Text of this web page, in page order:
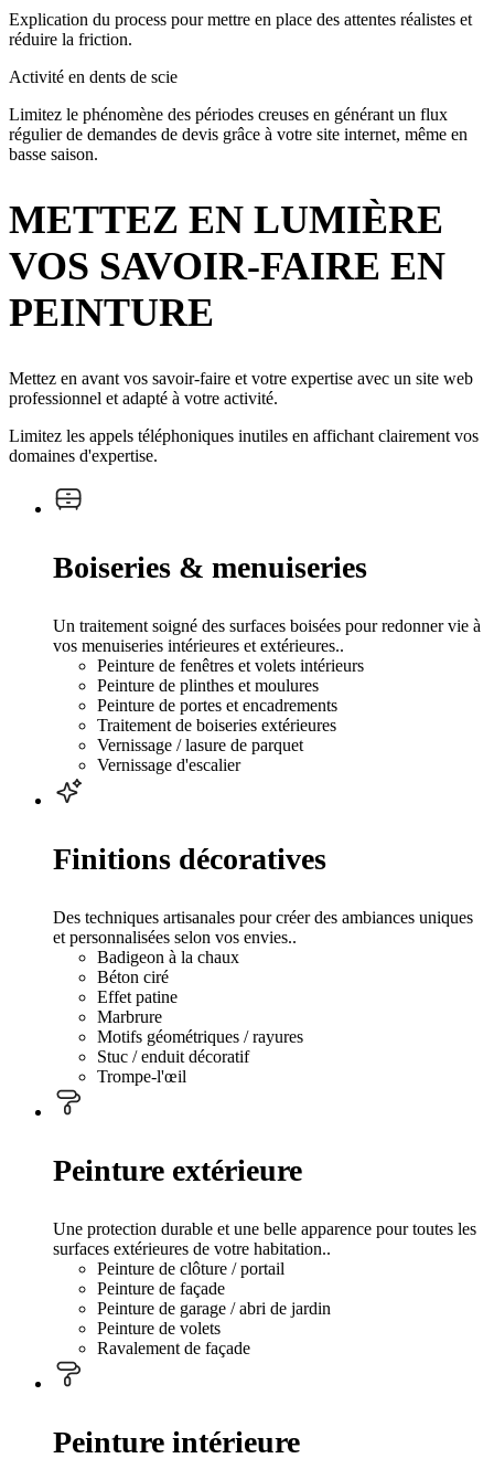
Explication du process pour mettre en place des attentes réalistes et
réduire la friction.
Activité en dents de scie
Limitez le phénomène des périodes creuses en générant un flux
régulier de demandes de devis grâce à votre site internet, même en
basse saison.
METTEZ EN LUMIÈRE
VOS SAVOIR-FAIRE EN
PEINTURE
Mettez en avant vos savoir-faire et votre expertise avec un site web
professionnel et adapté à votre activité.
Limitez les appels téléphoniques inutiles en affichant clairement vos
domaines d'expertise.
Boiseries & menuiseries
Un traitement soigné des surfaces boisées pour redonner vie à
vos menuiseries intérieures et extérieures..
Peinture de fenêtres et volets intérieurs
Peinture de plinthes et moulures
Peinture de portes et encadrements
Traitement de boiseries extérieures
Vernissage / lasure de parquet
Vernissage d'escalier
Finitions décoratives
Des techniques artisanales pour créer des ambiances uniques
et personnalisées selon vos envies..
Badigeon à la chaux
Béton ciré
Effet patine
Marbrure
Motifs géométriques / rayures
Stuc / enduit décoratif
Trompe-l'œil
Peinture extérieure
Une protection durable et une belle apparence pour toutes les
surfaces extérieures de votre habitation..
Peinture de clôture / portail
Peinture de façade
Peinture de garage / abri de jardin
Peinture de volets
Ravalement de façade
Peinture intérieure